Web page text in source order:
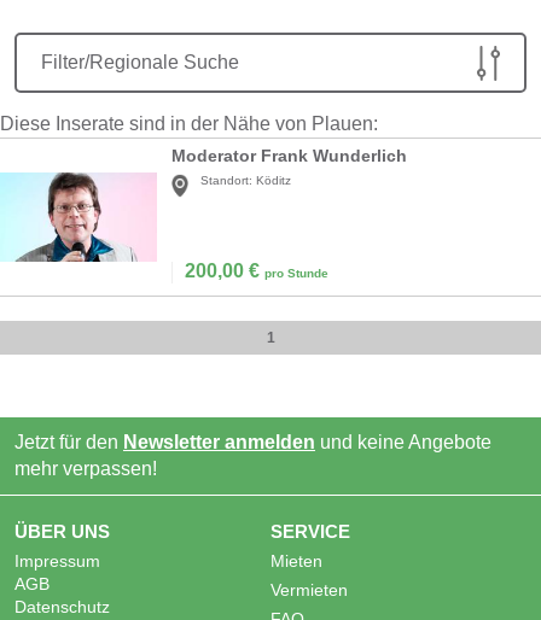
Filter/Regionale Suche
Diese Inserate sind in der Nähe von Plauen:
Moderator Frank Wunderlich
Standort: Köditz
200,00 € pro Stunde
1
Jetzt für den Newsletter anmelden und keine Angebote
mehr verpassen!
ÜBER UNS
Impressum
AGB
Datenschutz
SERVICE
Mieten
Vermieten